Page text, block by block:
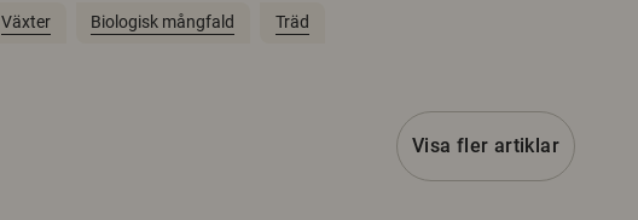
Växter Biologisk mångfald Träd
Visa fler artiklar